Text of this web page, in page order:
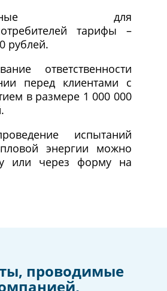
для
тарифы –
рублей.
ответственности
перед клиентами с
в размере 1 000 000
испытаний
энергии можно
или через форму на
проводимые